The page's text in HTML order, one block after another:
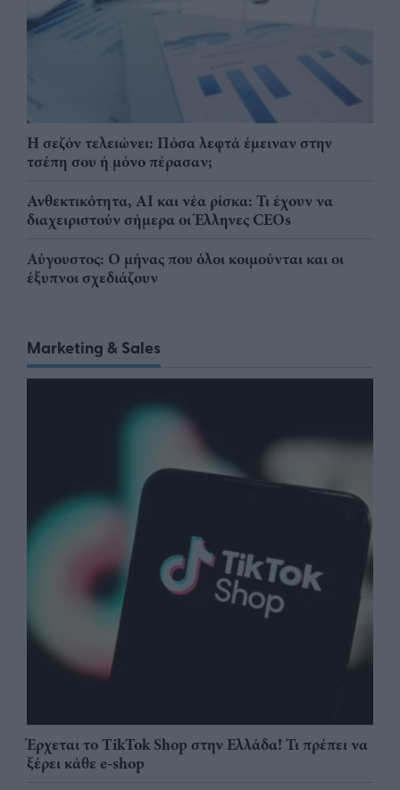
Η σεζόν τελειώνει: Πόσα λεφτά έμειναν στην
τσέπη σου ή μόνο πέρασαν;
Ανθεκτικότητα, AI και νέα ρίσκα: Τι έχουν να
διαχειριστούν σήμερα οι Έλληνες CEOs
Αύγουστος: Ο μήνας που όλοι κοιμούνται και οι
έξυπνοι σχεδιάζουν
Marketing & Sales
Έρχεται το TikTok Shop στην Ελλάδα! Τι πρέπει να
ξέρει κάθε e-shop